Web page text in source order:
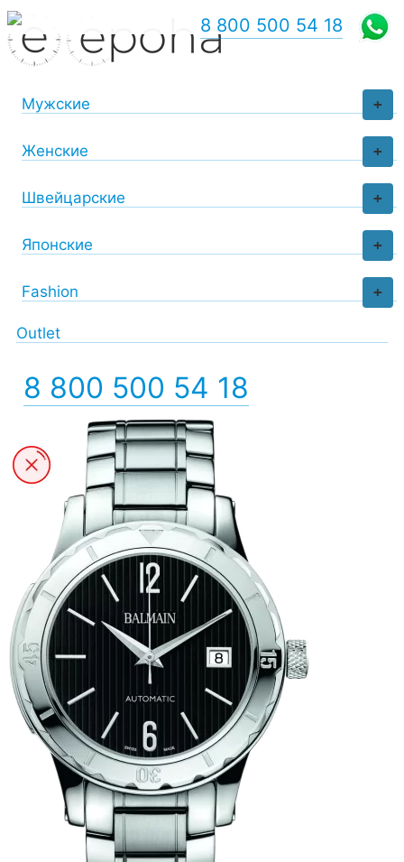
+
Мужские
+
Женские
+
Швейцарские
+
Японские
+
Fashion
Outlet
8 800 500 54 18
8 800 500 54 18